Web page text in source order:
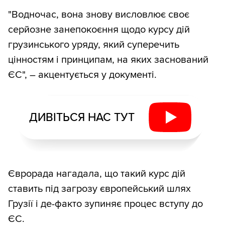
"Водночас, вона знову висловлює своє
серйозне занепокоєння щодо курсу дій
грузинського уряду, який суперечить
цінностям і принципам, на яких заснований
ЄС", – акцентується у документі.
ДИВІТЬСЯ НАС ТУТ
Єврорада нагадала, що такий курс дій
ставить під загрозу європейський шлях
Грузії і де-факто зупиняє процес вступу до
ЄС.